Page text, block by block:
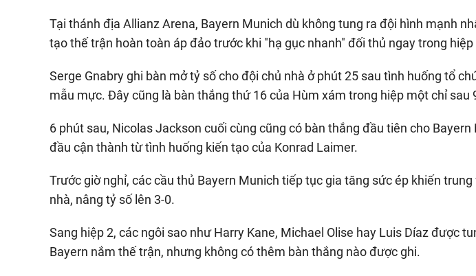
Tại thánh địa Allianz Arena, Bayern Munich dù không tung ra đội hình mạnh
tạo thế trận hoàn toàn áp đảo trước khi "hạ gục nhanh" đối thủ ngay trong hiệp
Serge Gnabry ghi bàn mở tỷ số cho đội chủ nhà ở phút 25 sau tình huống tổ
mẫu mực. Đây cũng là bàn thắng thứ 16 của Hùm xám trong hiệp một chỉ sau
6 phút sau, Nicolas Jackson cuối cùng cũng có bàn thắng đầu tiên cho
đầu cận thành từ tình huống kiến tạo của Konrad Laimer.
Trước giờ nghỉ, các cầu thủ Bayern Munich tiếp tục gia tăng sức ép khiến
nhà, nâng tỷ số lên 3-0.
Sang hiệp 2, các ngôi sao như Harry Kane, Michael Olise hay Luis Díaz được
Bayern nắm thế trận, nhưng không có thêm bàn thắng nào được ghi.